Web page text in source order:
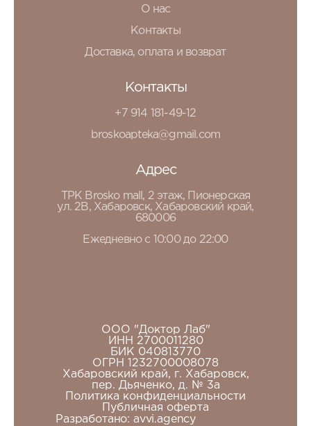
О нас
Контакты
Доставка, оплата и возврат
Контакты
+7 914 181-49-12
broskoapteka@gmail.com
Адрес
ТРК Brosko mall, 2 этаж, Пионерская
ул. 2В, Хабаровск, Хабаровский край,
680006
Ежедневно с 10:00 до 22:00
ООО "Доктор Лаб"
ИНН 2700011280
БИК 040813770
ОГРН 1232700008078
Хабаровский край, г. Хабаровск,
пер. Дьяченко, д. № 3а
Политика конфиденциальности
Публичная оферта
Разработано: avvi.agency